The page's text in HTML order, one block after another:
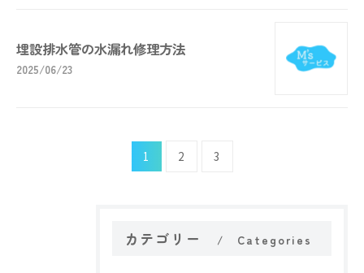
埋設排水管の水漏れ修理方法
2025/06/23
1 2 3
カテゴリー Categories